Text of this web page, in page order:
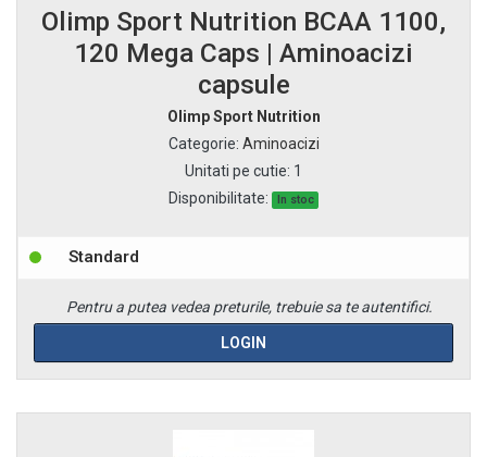
Olimp Sport Nutrition BCAA 1100,
120 Mega Caps | Aminoacizi
capsule
Olimp Sport Nutrition
Categorie: Aminoacizi
Unitati pe cutie: 1
Disponibilitate:
In stoc
Standard
Pentru a putea vedea preturile, trebuie sa te autentifici.
LOGIN